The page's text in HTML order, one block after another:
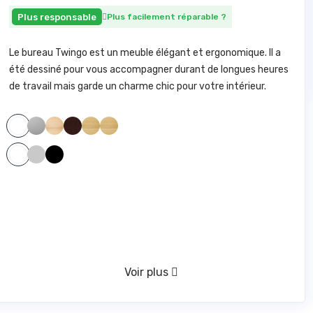
Plus responsable Plus facilement réparable ?
Le bureau Twingo est un meuble élégant et ergonomique. Il a
été dessiné pour vous accompagner durant de longues heures
de travail mais garde un charme chic pour votre intérieur.
BLANC 100 GRIS 153 HETRE 346 WENGE 409 CHENE 431
BLANCGRIS
Voir plus